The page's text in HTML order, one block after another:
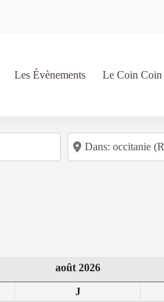
Les Évènements Le Coin Coin
Code postal/région/ville
août 2026
J